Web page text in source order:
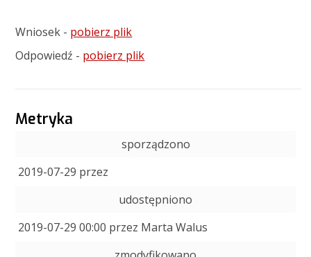
Wniosek - pobierz plik
Odpowiedź - pobierz plik
Metryka
sporządzono
2019-07-29 przez
udostępniono
2019-07-29 00:00 przez Marta Walus